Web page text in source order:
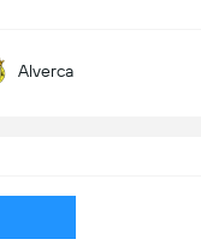
Alverca